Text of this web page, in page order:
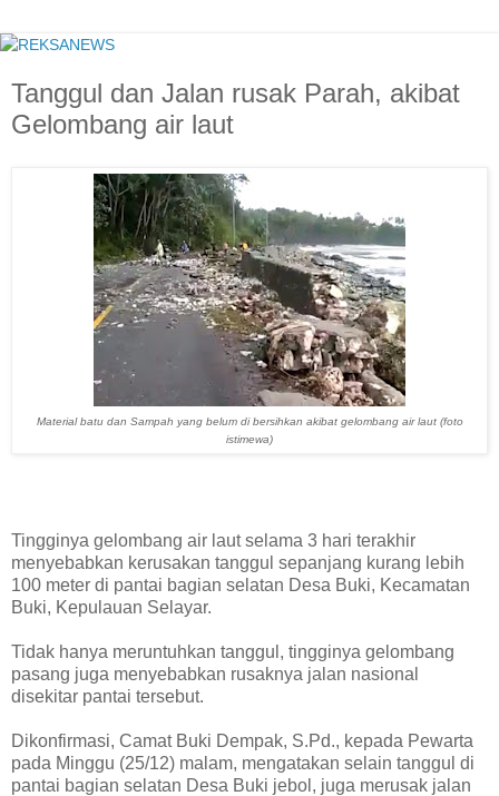
Tanggul dan Jalan rusak Parah, akibat
Gelombang air laut
Material batu dan Sampah yang belum di bersihkan akibat gelombang air laut (foto
istimewa)
Tingginya gelombang air laut selama 3 hari terakhir
menyebabkan kerusakan tanggul sepanjang kurang lebih
100 meter di pantai bagian selatan Desa Buki, Kecamatan
Buki, Kepulauan Selayar.
Tidak hanya meruntuhkan tanggul, tingginya gelombang
pasang juga menyebabkan rusaknya jalan nasional
disekitar pantai tersebut.
Dikonfirmasi, Camat Buki Dempak, S.Pd., kepada Pewarta
pada Minggu (25/12) malam, mengatakan selain tanggul di
pantai bagian selatan Desa Buki jebol, juga merusak jalan